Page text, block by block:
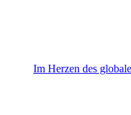
Im Herzen des